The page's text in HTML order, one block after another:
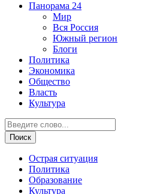
Панорама 24
Мир
Вся Россия
Южный регион
Блоги
Политика
Экономика
Общество
Власть
Культура
Острая ситуация
Политика
Образование
Культура